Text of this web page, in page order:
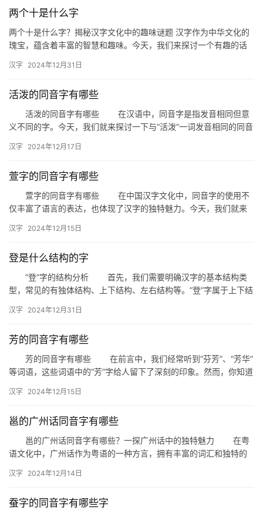
两个十是什么字
两个十是什么字？揭秘汉字文化中的趣味谜题 汉字作为中华文化的
瑰宝，蕴含着丰富的智慧和趣味。今天，我们来探讨一个有趣的话
化…
汉字 2024年12月31日
活泼的同音字有哪些
活泼的同音字有哪些 在汉语中，同音字是指发音相同但意
义不同的字。今天，我们就来探讨一下与“活泼”一词发音相同的同音
汉字 2024年12月17日
萱字的同音字有哪些
萱字的同音字有哪些 在中国汉字文化中，同音字的使用不
仅丰富了语言的表达，也体现了汉字的独特魅力。今天，我们就来
…
汉字 2024年12月15日
登是什么结构的字
“登”字的结构分析 首先，我们需要明确汉字的基本结构类
型，常见的有独体结构、上下结构、左右结构等。“登”字属于上下结
汉字 2024年12月31日
芳的同音字有哪些
芳的同音字有哪些 在前言中，我们经常听到“芬芳”、“芳华”
等词语，这些词语中的“芳”字给人留下了深刻的印象。然而，你知道
汉字 2024年12月15日
邕的广州话同音字有哪些
邕的广州话同音字有哪些？一探广州话中的独特魅力 在粤
语文化中，广州话作为粤语的一种方言，拥有丰富的词汇和独特的
与…
汉字 2024年12月14日
蚕字的同音字有哪些字